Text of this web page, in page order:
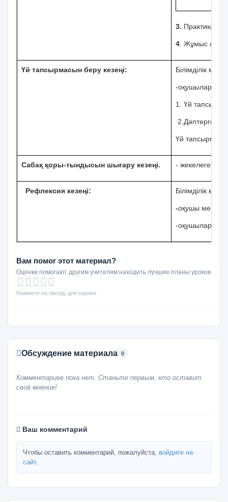
3.
4 Жұмыс орнын
Үй тапсырмасын беру кезеңі: Білімділік
-оқушыларға
1. Үй
2.Дәптерге
Үй
Сабақ қоры-тындысын шығару кезеңі. - жекелеген
Рефлексия кезеңі: Білімділік
-оқушы мен
-
Вам помог этот материал?
Оценки помогают другим учителям находить лучшие планы уроков
Нажмите на звезду для оценки
Обсуждение материала 0
Комментариев пока нет. Станьте первым, кто оставит
своё мнение!
Ваш комментарий
Чтобы оставить комментарий, пожалуйста, войдите на
сайт.